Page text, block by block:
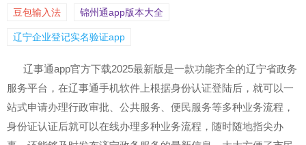
豆包输入法 锦州通app版本大全
辽宁企业登记实名验证app
辽事通app官方下载2025最新版是一款功能齐全的辽宁省政务
服务平台，在辽事通手机软件上根据身份认证登陆后，就可以一
站式申请办理行政审批、公共服务、便民服务等多种业务流程，
身份证认证后就可以在线办理多种业务流程，随时随地指尖办